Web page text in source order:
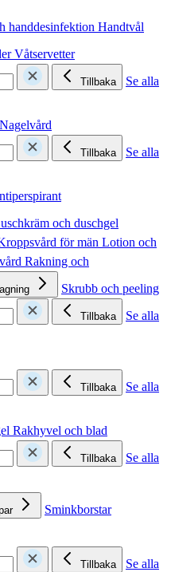
handdesinfektion Handtvål
Våtservetter
Tillbaka
Se alla
Nagelvård
Tillbaka
Se alla
och duschgel
för män Lotion och
Rakning och
Skrubb och peeling
Tillbaka
Se alla
Tillbaka
Se alla
Rakhyvel och blad
Tillbaka
Se alla
Sminkborstar
Tillbaka
Se alla